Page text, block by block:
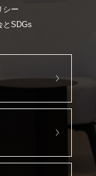
シー
とSDGs